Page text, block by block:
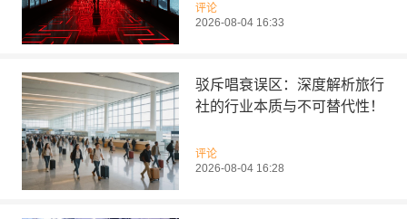
评论
2026-08-04 16:33
驳斥唱衰误区：深度解析旅行
社的行业本质与不可替代性！
评论
2026-08-04 16:28